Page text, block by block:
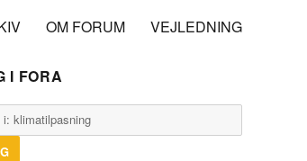
OM FORUM VEJLEDNING
I FORA